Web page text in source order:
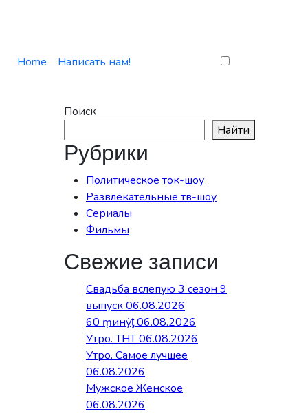
Home Написать нам!
Поиск
Найти
Рубрики
Политическое ток-шоу
Развлекательные тв-шоу
Сериалы
Фильмы
Свежие записи
Свадьба вслепую 3 сезон 9
выпуск 06.08.2026
60 ṃинẏƫ 06.08.2026
Утро. ТНТ 06.08.2026
Утро. Самое лучшее
06.08.2026
Мужское Женское
06.08.2026